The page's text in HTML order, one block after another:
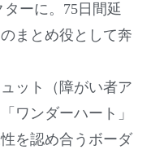
ーに。75日間延
まとめ役として奔
ット（障がい者ア
ワンダーハート」
を認め合うボーダ